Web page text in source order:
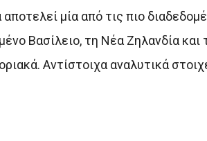
μία από τις πιο
Βασίλειο, τη Νέα Ζηλανδία και
Αντίστοιχα αναλυτικά